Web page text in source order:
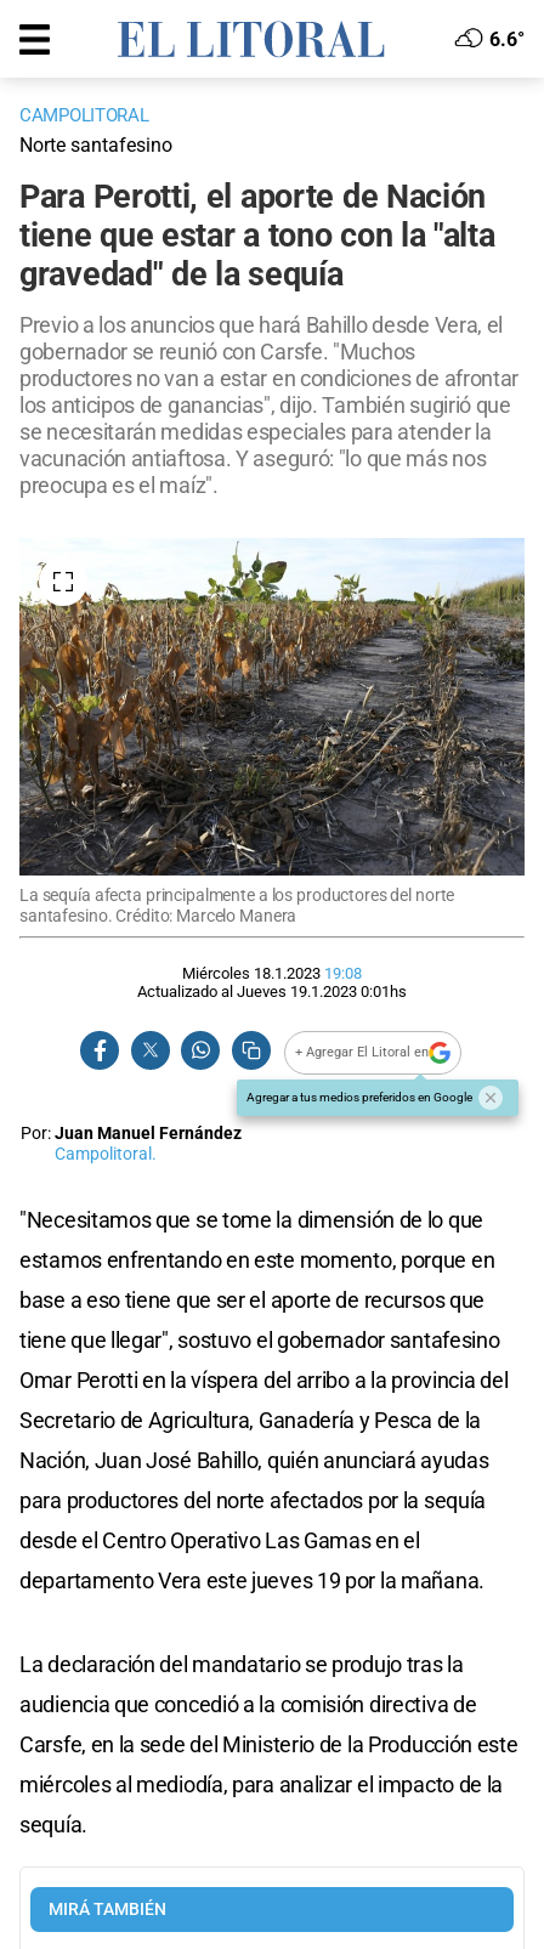
6.6°
CAMPOLITORAL
Norte santafesino
Para Perotti, el aporte de Nación
tiene que estar a tono con la "alta
gravedad" de la sequía
Previo a los anuncios que hará Bahillo desde Vera, el
gobernador se reunió con Carsfe. "Muchos
productores no van a estar en condiciones de afrontar
los anticipos de ganancias", dijo. También sugirió que
se necesitarán medidas especiales para atender la
vacunación antiaftosa. Y aseguró: "lo que más nos
preocupa es el maíz".
La sequía afecta principalmente a los productores del norte
santafesino. Crédito: Marcelo Manera
Miércoles 18.1.2023 19:08
Actualizado al Jueves 19.1.2023 0:01hs
+ Agregar El Litoral en
Agregar a tus medios preferidos en Google
Por:Juan Manuel Fernández
Campolitoral.
"Necesitamos que se tome la dimensión de lo que
estamos enfrentando en este momento, porque en
base a eso tiene que ser el aporte de recursos que
tiene que llegar", sostuvo el gobernador santafesino
Omar Perotti en la víspera del arribo a la provincia del
Secretario de Agricultura, Ganadería y Pesca de la
Nación, Juan José Bahillo, quién anunciará ayudas
para productores del norte afectados por la sequía
desde el Centro Operativo Las Gamas en el
departamento Vera este jueves 19 por la mañana.
La declaración del mandatario se produjo tras la
audiencia que concedió a la comisión directiva de
Carsfe, en la sede del Ministerio de la Producción este
miércoles al mediodía, para analizar el impacto de la
sequía.
MIRÁ TAMBIÉN